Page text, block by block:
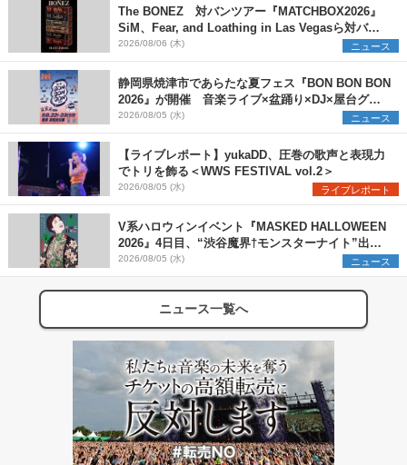
The BONEZ 対バンツアー『MATCHBOX2026』
SiM、Fear, and Loathing in Las Vegasら対バン
アーティストを一斉解禁
2026/08/06 (木) ニュース
静岡県焼津市であらたな夏フェス『BON BON BON
2026』が開催 音楽ライブ×盆踊り×DJ×屋台グル
メ×ランタンナイトで彩る2日間
2026/08/05 (水) ニュース
【ライブレポート】yukaDD、圧巻の歌声と表現力
でトリを飾る＜WWS FESTIVAL vol.2＞
2026/08/05 (水) ライブレポート
V系ハロウィンイベント『MASKED HALLOWEEN
2026』4日目、“渋谷魔界†モンスターナイト”出演6
組を発表
2026/08/05 (水) ニュース
ニュース一覧へ